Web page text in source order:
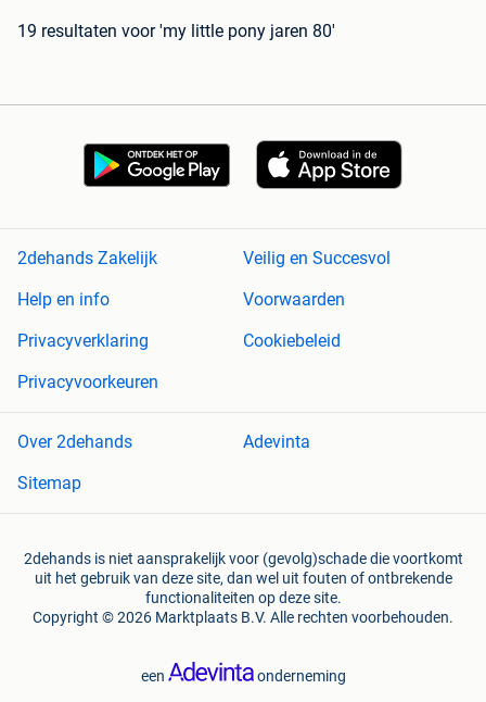
19 resultaten voor 'my little pony jaren 80'
2dehands Zakelijk
Veilig en Succesvol
Help en info
Voorwaarden
Privacyverklaring
Cookiebeleid
Privacyvoorkeuren
Over 2dehands
Adevinta
Sitemap
2dehands is niet aansprakelijk voor (gevolg)schade die voortkomt
uit het gebruik van deze site, dan wel uit fouten of ontbrekende
functionaliteiten op deze site.
Copyright © 2026 Marktplaats B.V. Alle rechten voorbehouden.
een onderneming